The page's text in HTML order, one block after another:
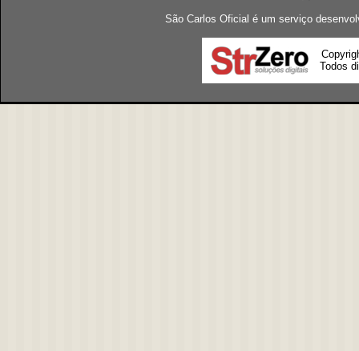
São Carlos Oficial é um serviço
Todos